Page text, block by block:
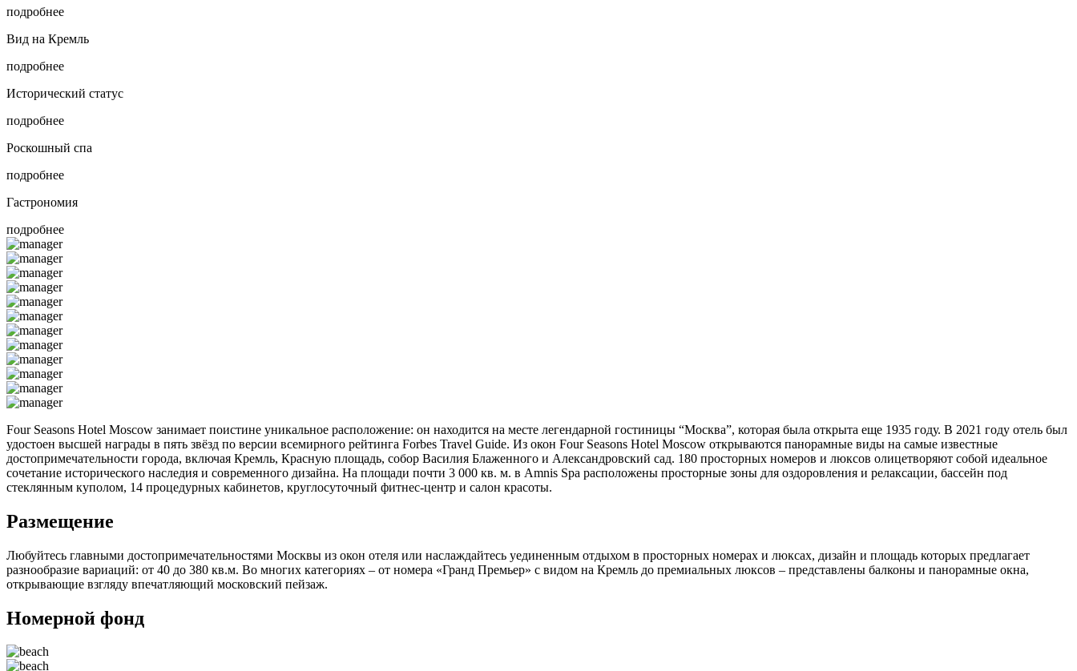
подробнее
Вид на Кремль
подробнее
Исторический статус
подробнее
Роскошный спа
подробнее
Гастрономия
подробнее
Four Seasons Hotel Moscow занимает поистине уникальное расположение: он находится на месте легендарной гостиницы “Москва”, которая была открыта еще 1935 году. В 2021 году отель был
удостоен высшей награды в пять звёзд по версии всемирного рейтинга Forbes Travel Guide. Из окон Four Seasons Hotel Moscow открываются панорамные виды на самые известные
достопримечательности города, включая Кремль, Красную площадь, собор Василия Блаженного и Александровский сад. 180 просторных номеров и люксов олицетворяют собой идеальное
сочетание исторического наследия и современного дизайна. На площади почти 3 000 кв. м. в Amnis Spa расположены просторные зоны для оздоровления и релаксации, бассейн под
стеклянным куполом, 14 процедурных кабинетов, круглосуточный фитнес-центр и салон красоты.
Размещение
Любуйтесь главными достопримечательностями Москвы из окон отеля или наслаждайтесь уединенным отдыхом в просторных номерах и люксах, дизайн и площадь которых предлагает
разнообразие вариаций: от 40 до 380 кв.м. Во многих категориях – от номера «Гранд Премьер» с видом на Кремль до премиальных люксов – представлены балконы и панорамные окна,
открывающие взгляду впечатляющий московский пейзаж.
Номерной фонд